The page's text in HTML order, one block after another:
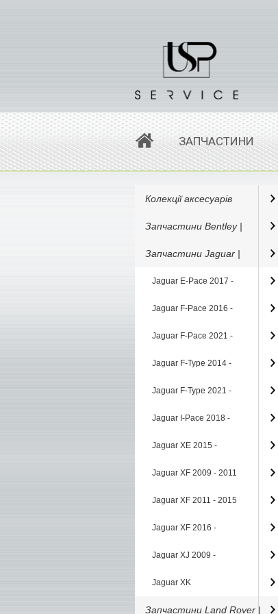
ЗАПЧАСТИНИ
Колекції аксесуарів
Запчастини Bentley |
Запчастини Jaguar |
Jaguar E-Pace 2017 -
Jaguar F-Pace 2016 -
Jaguar F-Pace 2021 -
Jaguar F-Type 2014 -
Jaguar F-Type 2021 -
Jaguar I-Pace 2018 -
Jaguar XE 2015 -
Jaguar XF 2009 - 2011
Jaguar XF 2011 - 2015
Jaguar XF 2016 -
Jaguar XJ 2009 -
Jaguar XK
Запчастини Land Rover |